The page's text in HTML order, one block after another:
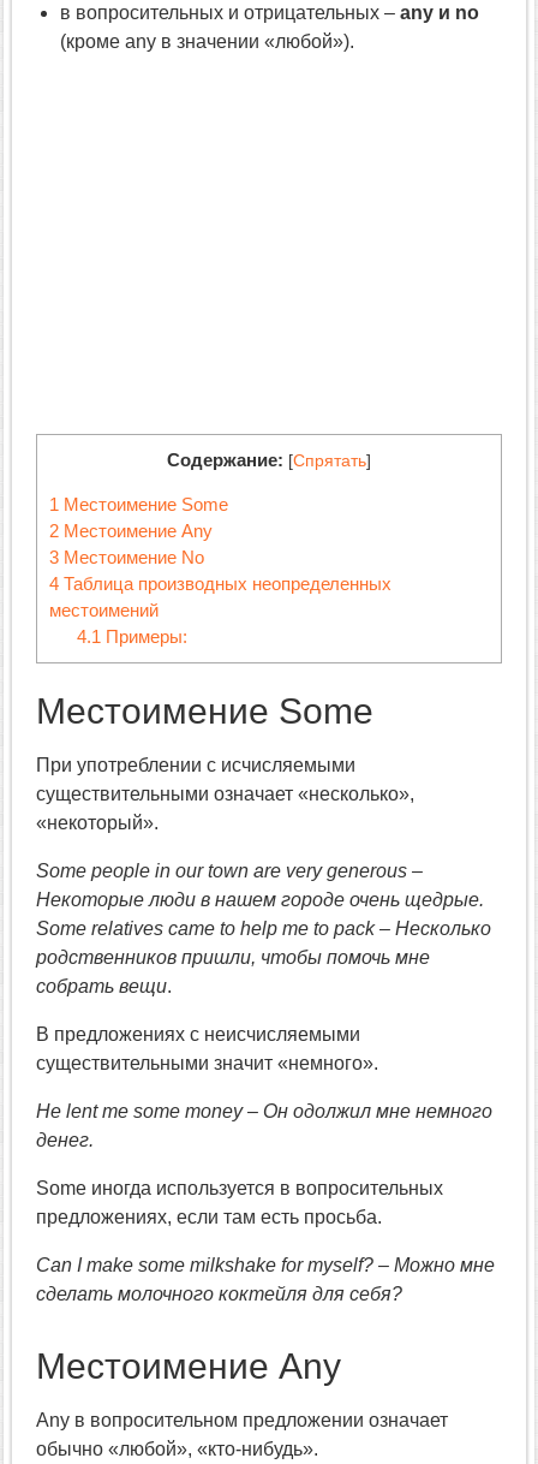
в вопросительных и отрицательных – any и no
(кроме any в значении «любой»).
Содержание: [Спрятать]
1 Местоимение Some
2 Местоимение Any
3 Местоимение No
4 Таблица производных неопределенных
местоимений
4.1 Примеры:
Местоимение Some
При употреблении с исчисляемыми
существительными означает «несколько»,
«некоторый».
Some people in our town are very generous –
Некоторые люди в нашем городе очень щедрые.
Some relatives came to help me to pack – Несколько
родственников пришли, чтобы помочь мне
собрать вещи.
В предложениях с неисчисляемыми
существительными значит «немного».
He lent me some money – Он одолжил мне немного
денег.
Some иногда используется в вопросительных
предложениях, если там есть просьба.
Can I make some milkshake for myself? – Можно мне
сделать молочного коктейля для себя?
Местоимение Any
Any в вопросительном предложении означает
обычно «любой», «кто-нибудь».